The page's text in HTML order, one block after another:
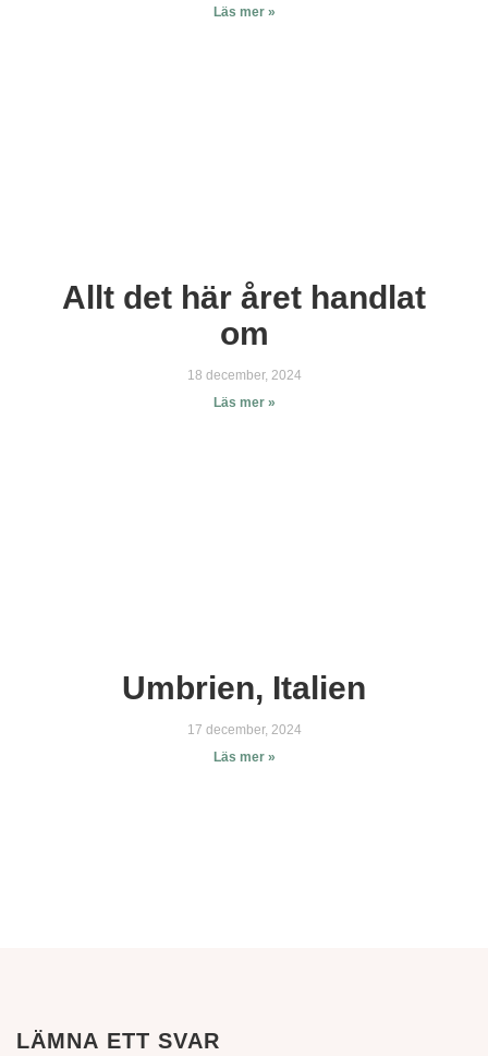
Läs mer »
Allt det här året handlat
om
18 december, 2024
Läs mer »
Umbrien, Italien
17 december, 2024
Läs mer »
LÄMNA ETT SVAR